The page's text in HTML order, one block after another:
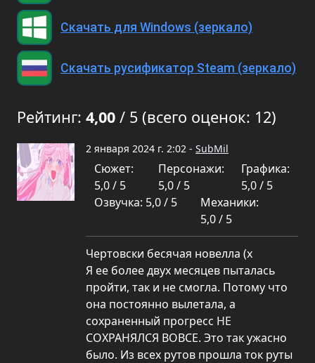
Скачать для Windows (зеркало)
Скачать русификатор Steam (зеркало)
Рейтинг: 4,00 / 5 (всего оценок: 12)
2 января 2024 г. 2:02 - SubMil
Сюжет:
5,0 / 5
Персонажи:
5,0 / 5
Графика:
5,0 / 5
Озвучка: 5,0 / 5
Механики:
5,0 / 5
Чертовски бесячая новелла (х
Я ее более двух месяцев пыталась
пройти, так и не смогла. Потому что
она постоянно вылетала, а
сохраненный прогресс НЕ
СОХРАНЯЛСЯ ВОВСЕ. Это так ужасно
было. Из всех рутов прошла ток руты